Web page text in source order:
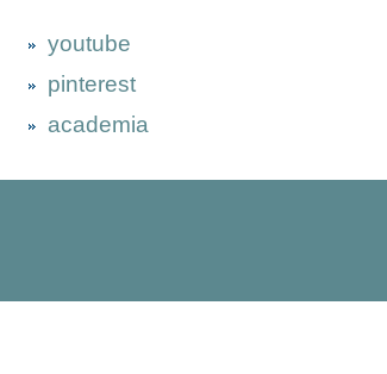
youtube
pinterest
academia